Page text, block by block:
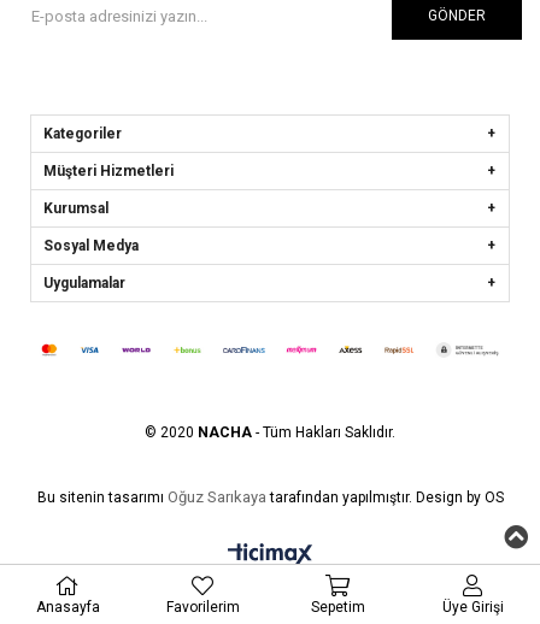
GÖNDER
Kategoriler
Müşteri Hizmetleri
Kurumsal
Sosyal Medya
Uygulamalar
© 2020 NACHA - Tüm Hakları Saklıdır.
Bu sitenin tasarımı Oğuz Sarıkaya tarafından yapılmıştır. Design by OS
Anasayfa Favorilerim Sepetim Üye Girişi